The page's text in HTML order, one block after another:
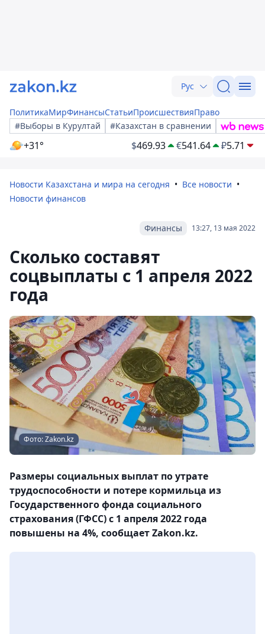
Рус
ПолитикаМирФинансыСтатьиПроисшествияПраво
#Выборы в Курултай
#Казахстан в сравнении
+31° $469.93 €541.64 ₽5.71
Новости Казахстана и мира на сегодня
Все новости
Новости финансов
13:27, 13 мая 2022
Финансы
Сколько составят
соцвыплаты с 1 апреля 2022
года
Фото: Zakon.kz
Размеры социальных выплат по утрате
трудоспособности и потере кормильца из
Государственного фонда социального
страхования (ГФСС) с 1 апреля 2022 года
повышены на 4%, сообщает Zakon.kz.